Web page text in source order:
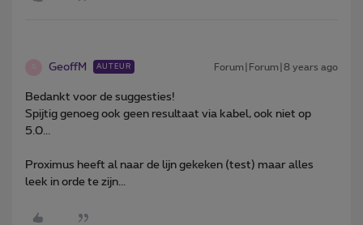
GeoffM AUTEUR Forum|Forum|8 years ago
Bedankt voor de suggesties!
Spijtig genoeg ook geen resultaat via kabel, ook niet op
5.0...
Proximus heeft al naar de lijn gekeken (test) maar alles
leek in orde te zijn...